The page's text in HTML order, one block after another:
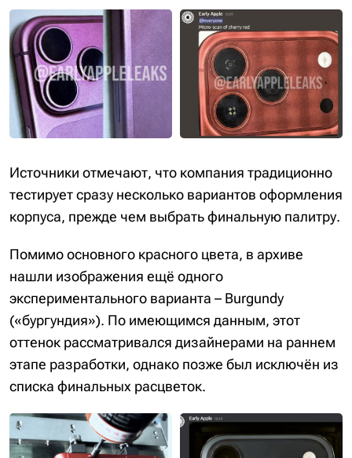
Источники отмечают, что компания традиционно
тестирует сразу несколько вариантов оформления
корпуса, прежде чем выбрать финальную палитру.
Помимо основного красного цвета, в архиве
нашли изображения ещё одного
экспериментального варианта – Burgundy
(«бургундия»). По имеющимся данным, этот
оттенок рассматривался дизайнерами на раннем
этапе разработки, однако позже был исключён из
списка финальных расцветок.